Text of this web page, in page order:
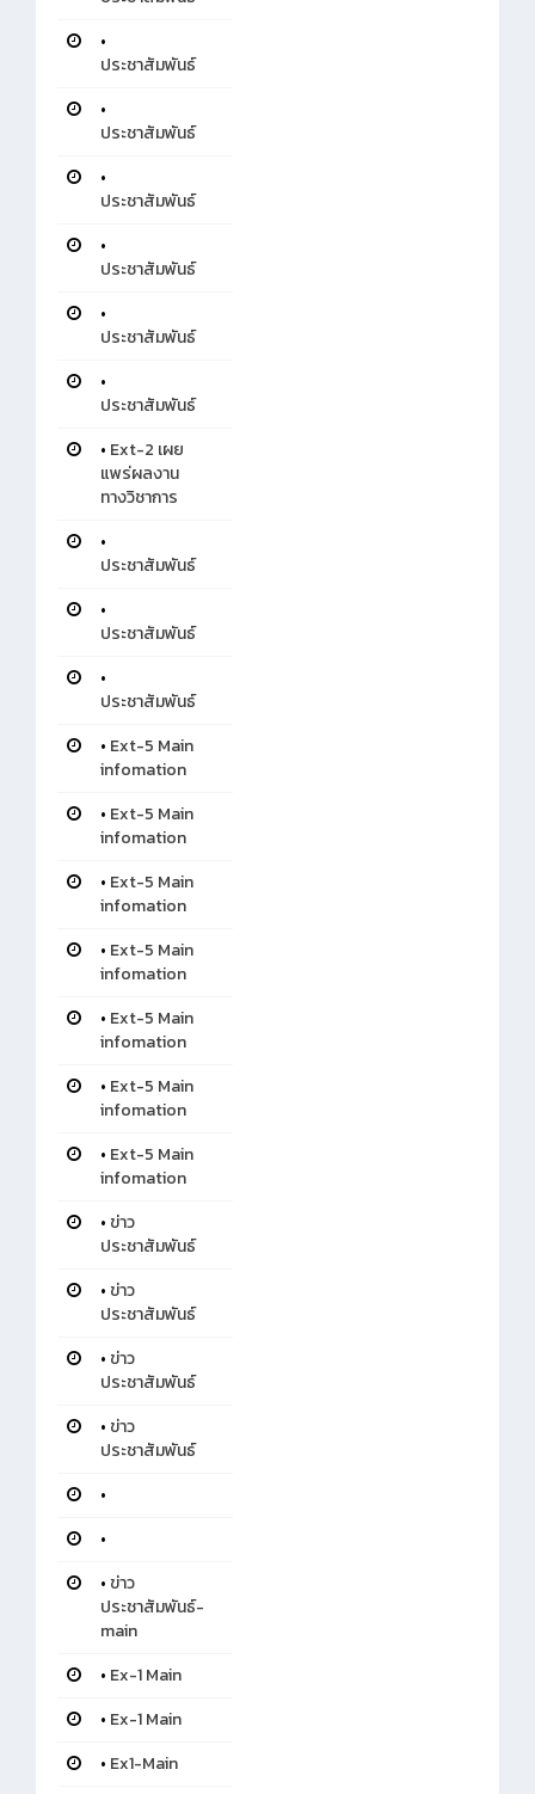
•
ประชาสัมพันธ์
•
ประชาสัมพันธ์
•
ประชาสัมพันธ์
•
ประชาสัมพันธ์
•
ประชาสัมพันธ์
•
ประชาสัมพันธ์
• Ext-2 เผย
แพร่ผลงาน
ทางวิชาการ
•
ประชาสัมพันธ์
•
ประชาสัมพันธ์
•
ประชาสัมพันธ์
• Ext-5 Main
infomation
• Ext-5 Main
infomation
• Ext-5 Main
infomation
• Ext-5 Main
infomation
• Ext-5 Main
infomation
• Ext-5 Main
infomation
• Ext-5 Main
infomation
• ข่าว
ประชาสัมพันธ์
• ข่าว
ประชาสัมพันธ์
• ข่าว
ประชาสัมพันธ์
• ข่าว
ประชาสัมพันธ์
•
•
• ข่าว
ประชาสัมพันธ์-
main
• Ex-1 Main
• Ex-1 Main
• Ex1-Main